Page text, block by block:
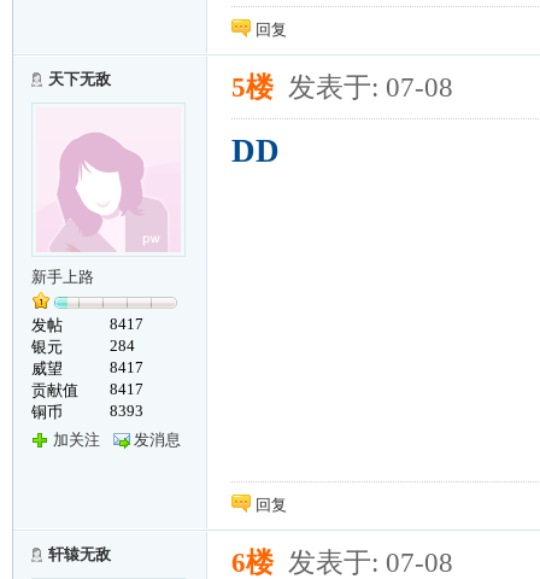
回复
天下无敌
新手上路
发帖
8417
银元
284
威望
8417
贡献值
8417
铜币
8393
加关注
发消息
5楼 发表于: 07-08
DD
回复
轩辕无敌 6楼 发表于: 07-08